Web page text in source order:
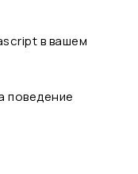
в вашем
поведение